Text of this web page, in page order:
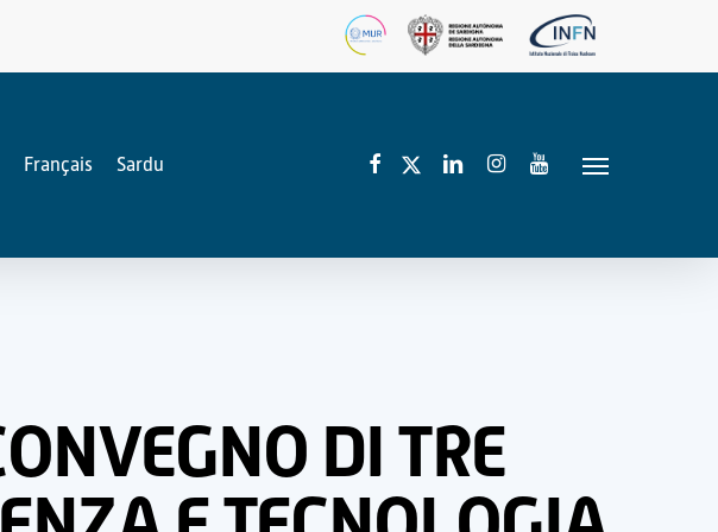
Français Sardu facebooktwitterlinkedininstagramyoutubeMenu
DI TRE